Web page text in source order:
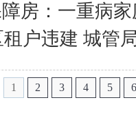
房：一重病
户违建 城管
1 2 3 4 5 6